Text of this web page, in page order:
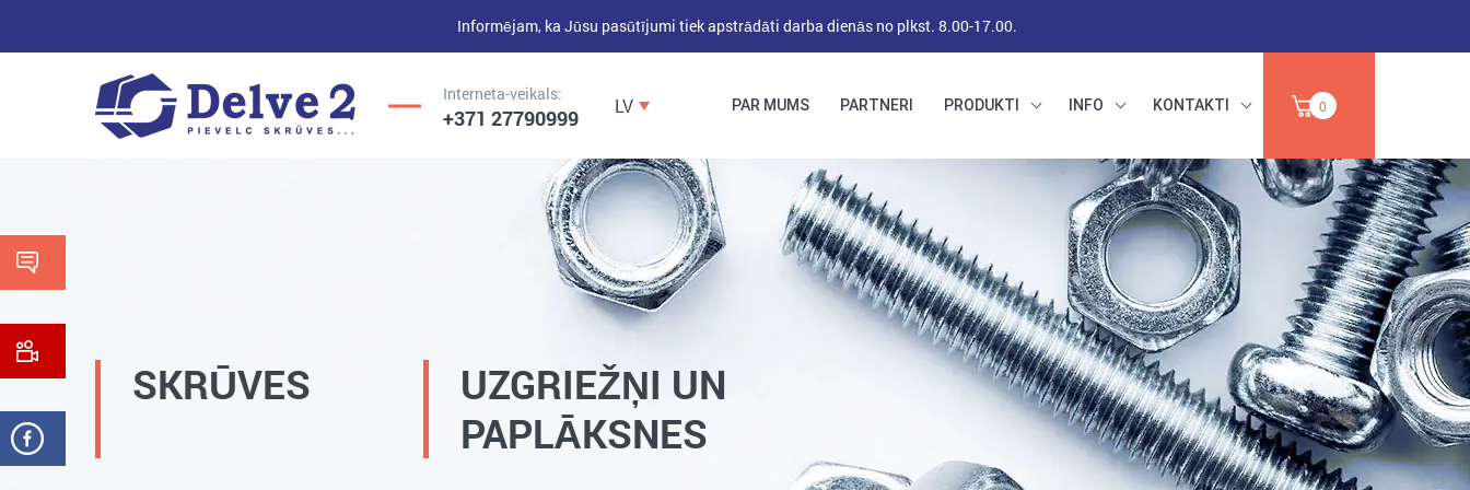
Informējam, ka Jūsu pasūtījumi tiek apstrādāti darba dienās no plkst. 8.00-17.00.
Interneta-veikals:
+371 27790999 LV PAR MUMS PARTNERI PRODUKTI
DĪBEĻI,
DĪBEĻNAGLAS,
ENKURI,
STIPRINĀJUMI
BŪVKALUMI,
MONTĀŽAS
LENTAS, NAGLAS
RŪPNIECISKAIS
PAPĪRS,
IZPĀRDOŠANA
DARBA DROŠĪBA,
INSTRUMENTI,
ABRAZĪVI
INFO KONTAKTI 0
SKRŪVES
UZGRIEŽŅI UN
PAPLĀKSNES